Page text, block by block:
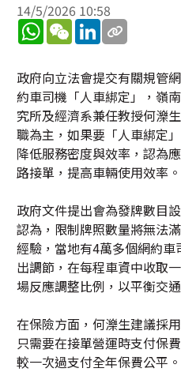
14/5/2026 10:58
WhatsApp
WeChatLinkedIn
政府向立法會提交有關規管
約車司機「人車綁定」，嶺
究所及經濟系兼任教授何濼
職為主，如果要「人車綁定
降低服務密度與效率，認為
路接單，提高車輛使用效率。
政府文件提出會為發牌數目
認為，限制牌照數量將無法
經驗，當地有4萬多個網約
出調節，在每程車資中收取
場反應調整比例，以平衡交
在保險方面，何濼生建議採
只需要在接單營運時支付保
較一次過支付全年保費公平。